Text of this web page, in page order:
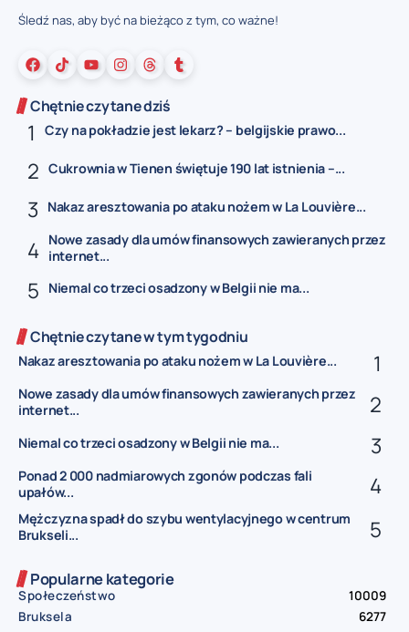
Śledź nas, aby być na bieżąco z tym, co ważne!
Chętnie czytane dziś
Czy na pokładzie jest lekarz? – belgijskie prawo...
Cukrownia w Tienen świętuje 190 lat istnienia –...
Nakaz aresztowania po ataku nożem w La Louvière...
Nowe zasady dla umów finansowych zawieranych przez
internet...
Niemal co trzeci osadzony w Belgii nie ma...
Chętnie czytane w tym tygodniu
Nakaz aresztowania po ataku nożem w La Louvière...
Nowe zasady dla umów finansowych zawieranych przez
internet...
Niemal co trzeci osadzony w Belgii nie ma...
Ponad 2 000 nadmiarowych zgonów podczas fali
upałów...
Mężczyzna spadł do szybu wentylacyjnego w centrum
Brukseli...
Popularne kategorie
Społeczeństwo
10009
Bruksela
6277